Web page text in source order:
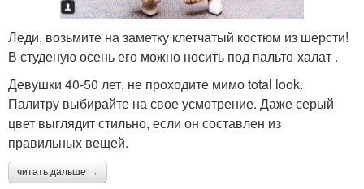
Леди, возьмите на заметку клетчатый костюм из шерсти!
В студеную осень его можно носить под пальто-халат .
Девушки 40-50 лет, не проходите мимо total look.
Палитру выбирайте на свое усмотрение. Даже серый
цвет выглядит стильно, если он составлен из
правильных вещей.
читать дальше →